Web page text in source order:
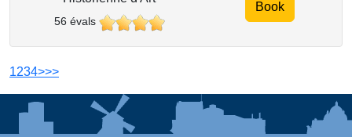
56 évals
Book
1234>>>